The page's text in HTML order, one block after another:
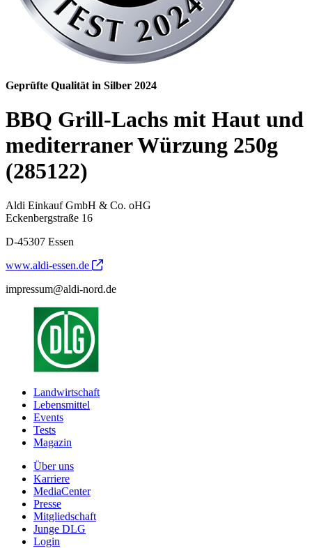
Geprüfte Qualität in Silber 2024
BBQ Grill-Lachs mit Haut und
mediterraner Würzung 250g
(285122)
Aldi Einkauf GmbH & Co. oHG
Eckenbergstraße 16
D-45307 Essen
www.aldi-essen.de
impressum@aldi-nord.de
Landwirtschaft
Lebensmittel
Events
Tests
Magazin
Über uns
Karriere
MediaCenter
Presse
Mitgliedschaft
Junge DLG
Login